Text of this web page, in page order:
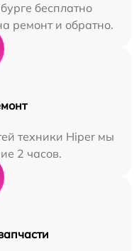
бесплатно
ремонт и обратно.
техники Hiper мы
2 часов.